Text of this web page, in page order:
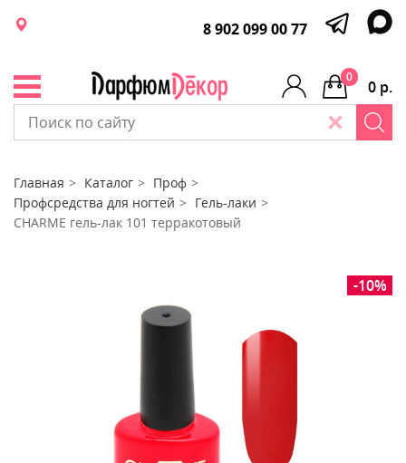
8 902 099 00 77
0 р.
0
Главная Каталог
Проф
Профсредства для ногтей
Гель-лаки
CHARME гель-лак 101 терракотовый
-10%